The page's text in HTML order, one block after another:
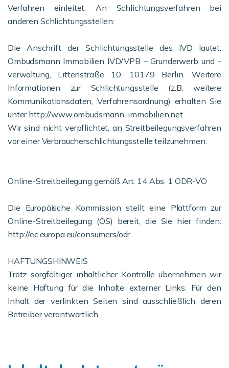
Verfahren einleitet. An Schlichtungsverfahren bei
anderen Schlichtungsstellen:
Die Anschrift der Schlichtungsstelle des IVD lautet:
Ombudsmann Immobilien IVD/VPB – Grunderwerb und -
verwaltung, Littenstraße 10, 10179 Berlin. Weitere
Informationen zur Schlichtungsstelle (z.B. weitere
Kommunikationsdaten, Verfahrensordnung) erhalten Sie
unter http://www.ombudsmann-immobilien.net.
Wir sind nicht verpflichtet, an Streitbeilegungsverfahren
vor einer Verbraucherschlichtungsstelle teilzunehmen.
Online-Streitbeilegung gemäß Art. 14 Abs. 1 ODR-VO
Die Europäische Kommission stellt eine Plattform zur
Online-Streitbeilegung (OS) bereit, die Sie hier finden:
http://ec.europa.eu/consumers/odr.
HAFTUNGSHINWEIS
Trotz sorgfältiger inhaltlicher Kontrolle übernehmen wir
keine Haftung für die Inhalte externer Links. Für den
Inhalt der verlinkten Seiten sind ausschließlich deren
Betreiber verantwortlich.